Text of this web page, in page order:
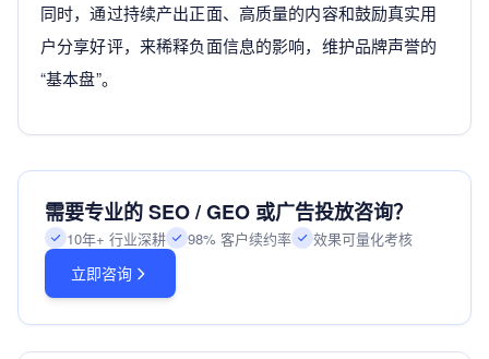
同时，通过持续产出正面、高质量的内容和鼓励真实用
户分享好评，来稀释负面信息的影响，维护品牌声誉的
“基本盘”。
需要专业的 SEO / GEO 或广告投放咨询？
10年+ 行业深耕 98% 客户续约率 效果可量化考核
立即咨询